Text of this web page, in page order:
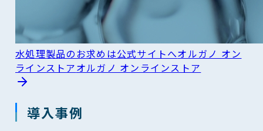
水処理製品のお求めは公式サイトへオルガノ オン
ラインストアオルガノ オンラインストア
導入事例